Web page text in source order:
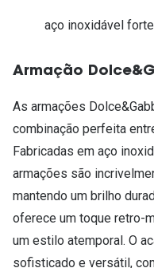
aço inoxidável
Armação
As armações
combinação perfeita
Fabricadas em aço
armações são
mantendo um brilho
oferece um toque retro-
um estilo atemporal. O
sofisticado e versátil,